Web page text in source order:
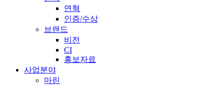
연혁
인증/수상
브랜드
비전
CI
홍보자료
사업분야
마린